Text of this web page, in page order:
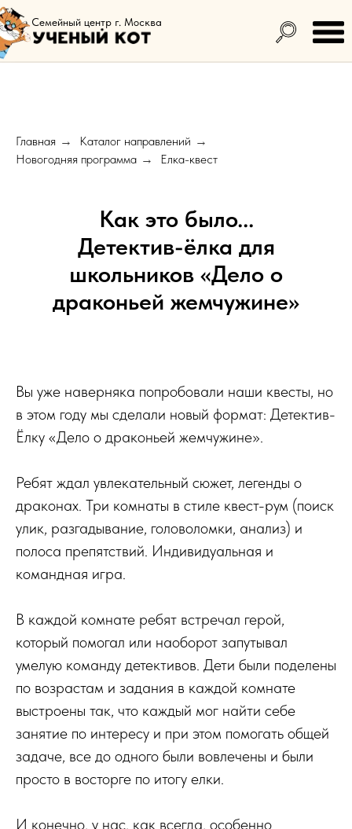
Семейный центр г. Москва
Главная → Каталог направлений →
Новогодняя программа → Елка-квест
Как это было...
Детектив-ёлка для
школьников «Дело о
драконьей жемчужине»
Вы уже наверняка попробовали наши квесты, но
в этом году мы сделали новый формат: Детектив-
Ёлку «Дело о драконьей жемчужине».
Ребят ждал увлекательный сюжет, легенды о
драконах. Три комнаты в стиле квест-рум (поиск
улик, разгадывание, головоломки, анализ) и
полоса препятствий. Индивидуальная и
командная игра.
В каждой комнате ребят встречал герой,
который помогал или наоборот запутывал
умелую команду детективов. Дети были поделены
по возрастам и задания в каждой комнате
выстроены так, что каждый мог найти себе
занятие по интересу и при этом помогать общей
задаче, все до одного были вовлечены и были
просто в восторге по итогу елки.
И конечно, у нас, как всегда, особенно